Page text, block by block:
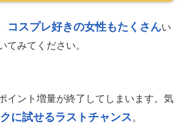
コスプレ好きの女性もたくさんい
てみてください。
イント増量が終了してしまいます。気
に試せるラストチャンス。